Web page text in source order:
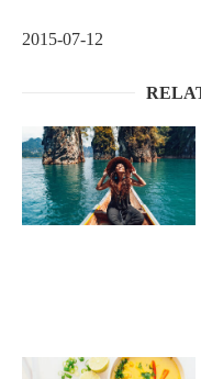
2015-07-12